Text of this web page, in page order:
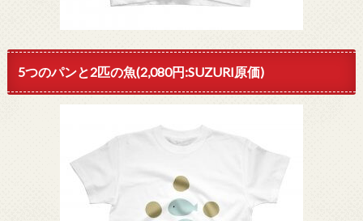
5つのパンと2匹の魚(2,080円:SUZURI原価)